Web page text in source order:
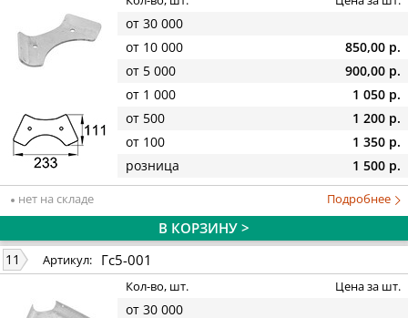
от 30 000
от 10 000
850,00 р.
от 5 000
900,00 р.
от 1 000
1 050 р.
от 500
1 200 р.
от 100
1 350 р.
розница
1 500 р.
нет на складе Подробнее
В КОРЗИНУ >
11 Артикул: Гс5-001
Кол-во, шт. Цена за шт.
от 30 000